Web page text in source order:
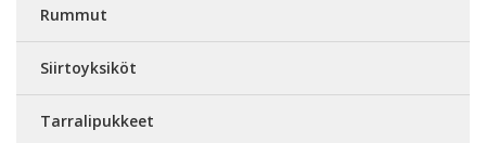
Rummut
Siirtoyksiköt
Tarralipukkeet